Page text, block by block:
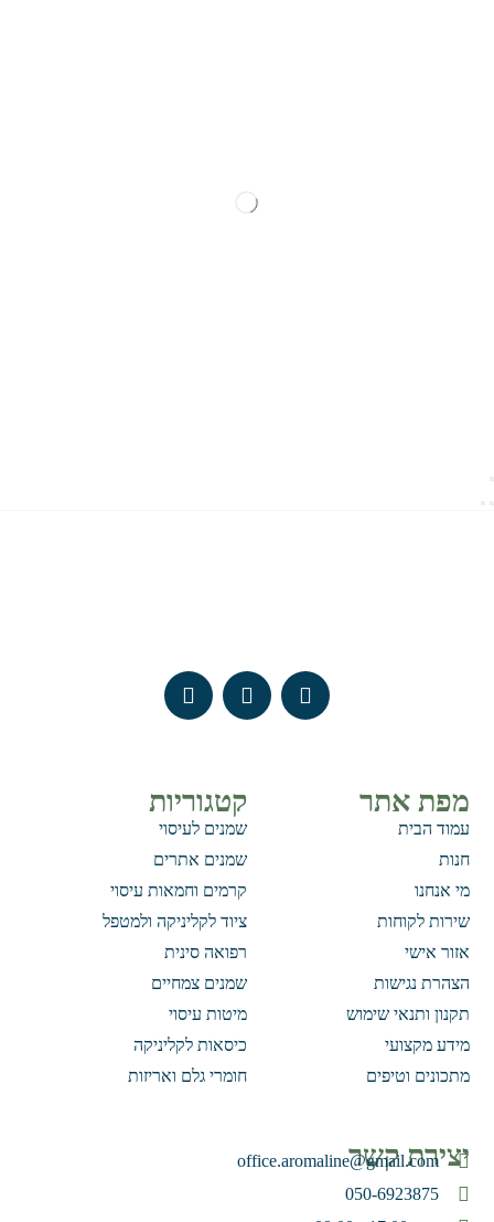
מפת אתר
עמוד הבית
חנות
מי אנחנו
שירות לקוחות
אזור אישי
הצהרת נגישות
תקנון ותנאי שימוש
מידע מקצועי
מתכונים וטיפים
קטגוריות
שמנים לעיסוי
שמנים אתרים
קרמים וחמאות עיסוי
ציוד לקליניקה ולמטפל
רפואה סינית
שמנים צמחיים
מיטות עיסוי
כיסאות לקליניקה
חומרי גלם ואריזות
יצירת קשר
office.aromaline@gmail.com
050-6923875